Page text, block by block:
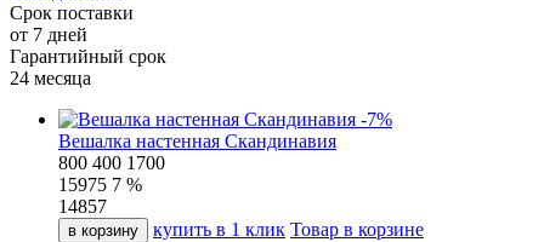
Срок поставки
от 7 дней
Гарантийный срок
24 месяца
-7%
Вешалка настенная Скандинавия
800 400 1700
15975 7 %
14857
в корзину купить в 1 клик Товар в корзине